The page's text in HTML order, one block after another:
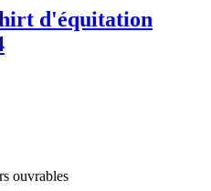
d'équitation
ouvrables